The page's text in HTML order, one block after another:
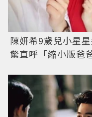
陳妍希9歲兒小星
驚直呼「縮小版爸爸